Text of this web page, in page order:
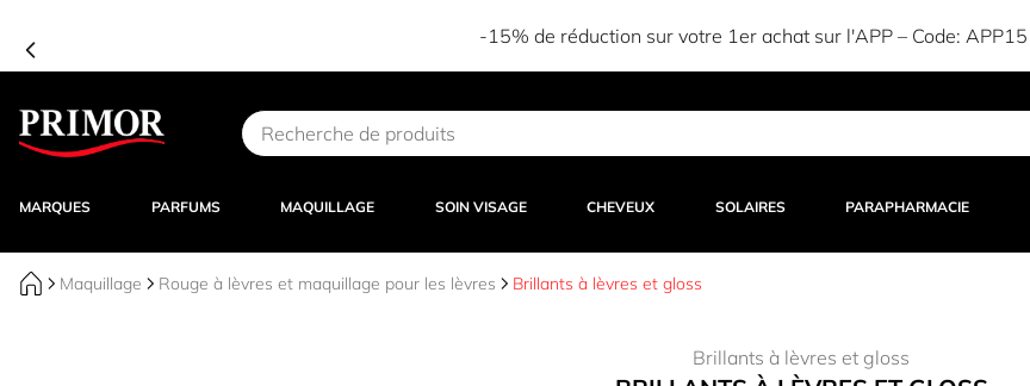
-15% de réduction sur votre 1er achat sur l'APP – Code: APP15
Aller au contenu
MARQUES PARFUMS MAQUILLAGE SOIN VISAGE CHEVEUX SOLAIRES PARAPHARMACIE
Maquillage Rouge à lèvres et maquillage pour les lèvres Brillants à lèvres et gloss
Brillants à lèvres et gloss